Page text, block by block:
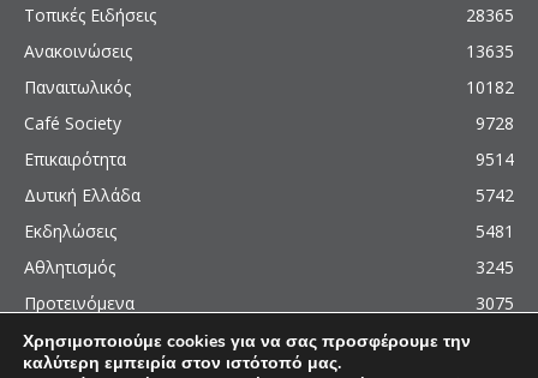
Τοπικές Ειδήσεις
28365
Ανακοινώσεις
13635
Παναιτωλικός
10182
Café Society
9728
Επικαιρότητα
9514
Δυτική Ελλάδα
5742
Εκδηλώσεις
5481
Αθλητισμός
3245
Προτεινόμενα
3075
Χρησιμοποιούμε cookies για να σας προσφέρουμε την
καλύτερη εμπειρία στον ιστότοπό μας.